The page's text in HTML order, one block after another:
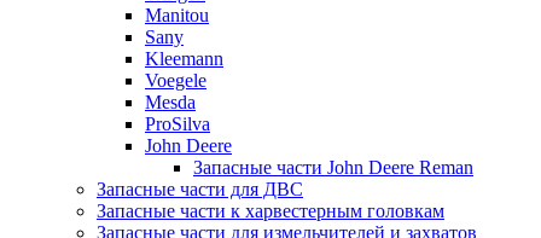
Manitou
Sany
Kleemann
Voegele
Mesda
ProSilva
John Deere
Запасные части John Deere Reman
Запасные части для ДВС
Запасные части к харвестерным головкам
Запасные части для измельчителей и захватов